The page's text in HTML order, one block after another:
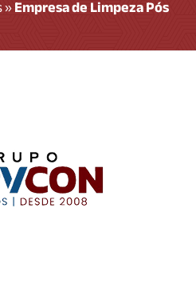
»Empresa de Limpeza Pós